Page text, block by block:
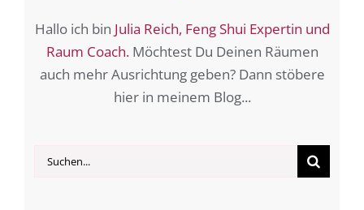
Hallo ich bin Julia Reich, Feng Shui Expertin und
Raum Coach.Möchtest Du Deinen Räumen
auch mehr Ausrichtung geben? Dann stöbere
hier in meinem Blog...
Suche